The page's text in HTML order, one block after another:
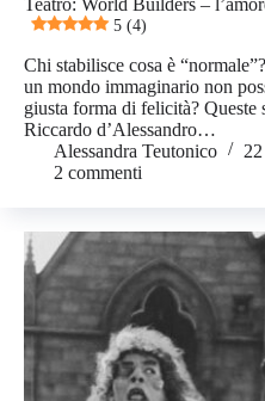
5 (4)
Chi stabilisce cosa è
un mondo immaginario non
giusta forma di felicità? Queste
Riccardo d’Alessandro…
Alessandra Teutonico
2 commenti